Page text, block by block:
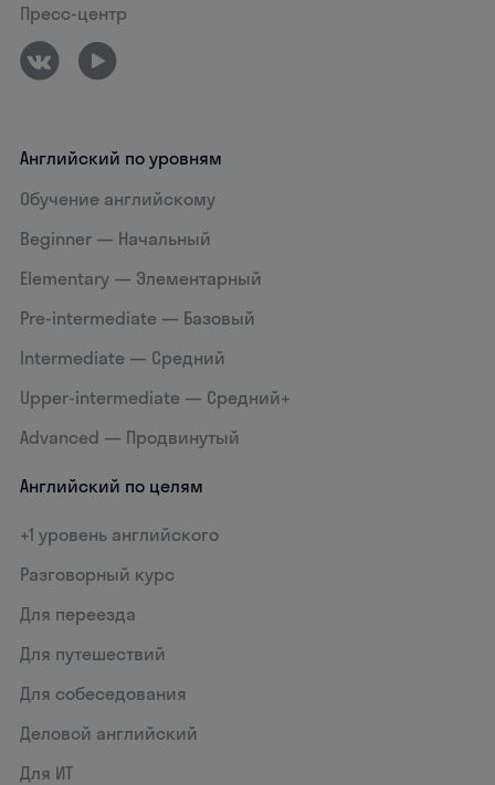
Пресс-центр
Английский по уровням
Обучение английскому
Beginner — Начальный
Elementary — Элементарный
Pre-intermediate — Базовый
Intermediate — Средний
Upper-intermediate — Средний+
Advanced — Продвинутый
Английский по целям
+1 уровень английского
Разговорный курс
Для переезда
Для путешествий
Для собеседования
Деловой английский
Для ИТ